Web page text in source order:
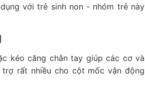
với trẻ sinh non - nhóm trẻ này
kéo căng chân tay giúp các cơ và
rất nhiều cho cột mốc vận động